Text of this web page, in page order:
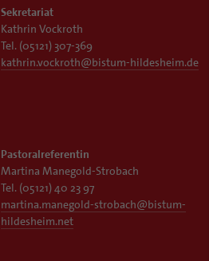
Sekretariat
Kathrin Vockroth
Tel. (05121) 307-369
kathrin.vockroth@bistum-hildesheim.de
Pastoralreferentin
Martina Manegold-Strobach
Tel. (05121) 40 23 97
martina.manegold-strobach@bistum-
hildesheim.net